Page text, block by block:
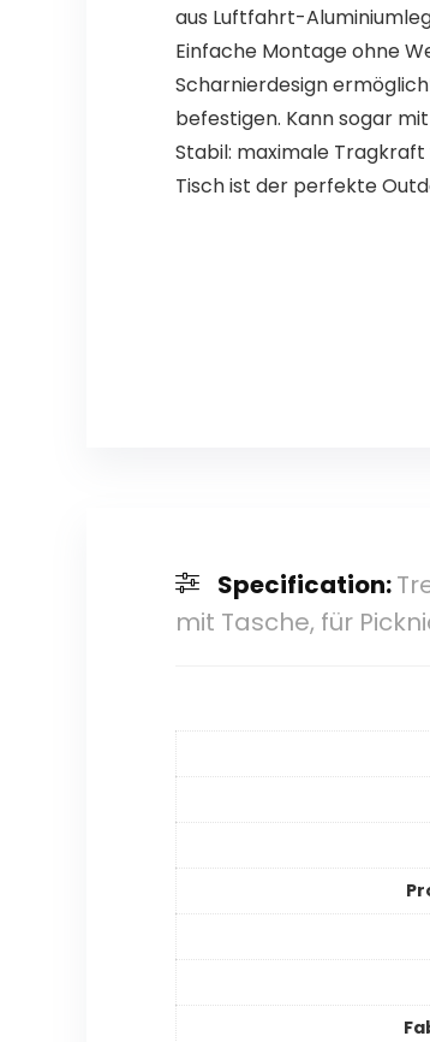
aus Luftfahrt-
Einfache Montage ohne
Scharnierdesign
befestigen. Kann sogar
Stabil: maximale Tragkraft
Tisch ist der perfekte
Specification:
mit Tasche, für